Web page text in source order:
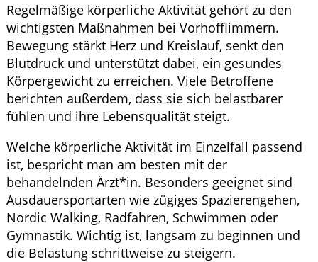
Regelmäßige körperliche Aktivität gehört zu den
wichtigsten Maßnahmen bei Vorhofflimmern.
Bewegung stärkt Herz und Kreislauf, senkt den
Blutdruck und unterstützt dabei, ein gesundes
Körpergewicht zu erreichen. Viele Betroffene
berichten außerdem, dass sie sich belastbarer
fühlen und ihre Lebensqualität steigt.
Welche körperliche Aktivität im Einzelfall passend
ist, bespricht man am besten mit der
behandelnden Ärzt*in. Besonders geeignet sind
Ausdauersportarten wie zügiges Spazierengehen,
Nordic Walking, Radfahren, Schwimmen oder
Gymnastik. Wichtig ist, langsam zu beginnen und
die Belastung schrittweise zu steigern.